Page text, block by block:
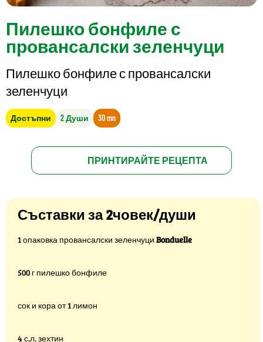
Пилешко бонфиле с
провансалски зеленчуци
Пилешко бонфиле с провансалски
зеленчуци
Достъпни 2 Души 30 mn
ПРИНТИРАЙТЕ РЕЦЕПТА
Съставки за 2човек/души
1 опаковка провансалски зеленчуци Bonduelle
500 г пилешко бонфиле
сок и кора от 1 лимон
4 с.л. зехтин